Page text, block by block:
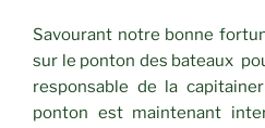
Savourant notre bonne
sur le ponton des bateaux
responsable de la
ponton est maintenant